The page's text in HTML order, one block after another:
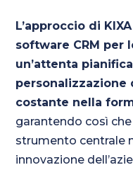
L’approccio di
software CRM per
un’attenta
personalizzazione
costante nella
garantendo così
strumento centrale
innovazione